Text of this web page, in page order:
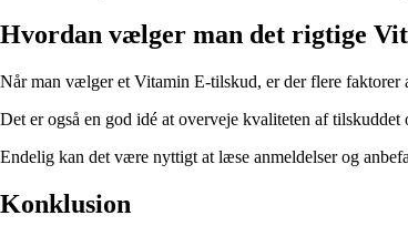
Hvordan vælger man det rigtige
Når man vælger et Vitamin E-tilskud, er der flere faktorer
Det er også en god idé at overveje kvaliteten af
Endelig kan det være nyttigt at læse anmeldelser og
Konklusion